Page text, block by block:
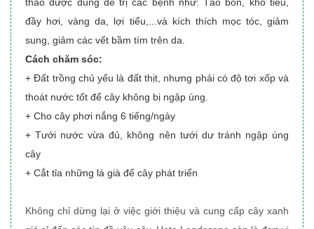
thảo dược dùng để trị các bệnh như: Táo bón, khó tiêu,
đầy hơi, vàng da, lợi tiểu,...và kích thích mọc tóc, giảm
sung, giảm các vết bầm tím trên da.
Cách chăm sóc:
+ Đất trồng chủ yếu là đất thịt, nhưng phải có độ tơi xốp và
thoát nước tốt để cây không bị ngập úng.
+ Cho cây phơi nắng 6 tiếng/ngày
+ Tưới nước vừa đủ, không nên tưới dư tránh ngập úng
cây
+ Cắt tỉa những lá già để cây phát triển
Không chỉ dừng lại ở việc giới thiệu và cung cấp cây xanh